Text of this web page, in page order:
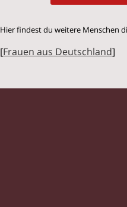
Hier findest du weitere Menschen
[Frauen aus Deutschland]